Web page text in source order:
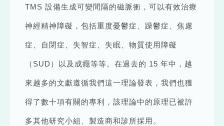
TMS 設備生成可變間隔的磁脈衝，可以有效治療
神經精神障礙，包括重度憂鬱症、躁鬱症、焦慮
症、自閉症、失智症、失眠、物質使用障礙
（SUD）以及成癮等等。在過去的 15 年中，越
來越多的文獻遵循我們這一理論發表，我們也獲
得了數十項有關的專利，該理論中的原理已被許
多其他研究小組、製造商和診所採用。